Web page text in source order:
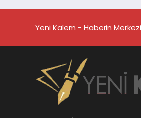
Yeni Kalem - Haberin Merkezi